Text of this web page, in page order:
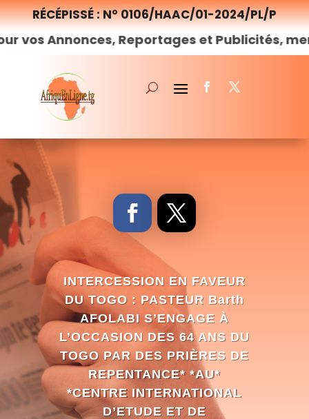
RÉCÉPISSÉ : N° 0106/HAAC/01-2024/PL/P
Reportages et Publicités, merci denous
INTERCESSION EN FAVEUR
DU TOGO : PASTEUR Barth
AFOLABI S’ENGAGE À
L’OCCASION DES 64 ANS DU
TOGO PAR DES PRIÈRES DE
REPENTANCE* *AU*
*CENTRE INTERNATIONAL
D’ETUDE ET DE